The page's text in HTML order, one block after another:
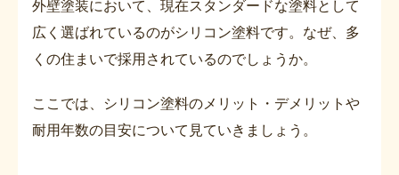
外壁塗装において、現在スタンダードな塗料として
広く選ばれているのがシリコン塗料です。なぜ、多
くの住まいで採用されているのでしょうか。
ここでは、シリコン塗料のメリット・デメリットや
耐用年数の目安について見ていきましょう。